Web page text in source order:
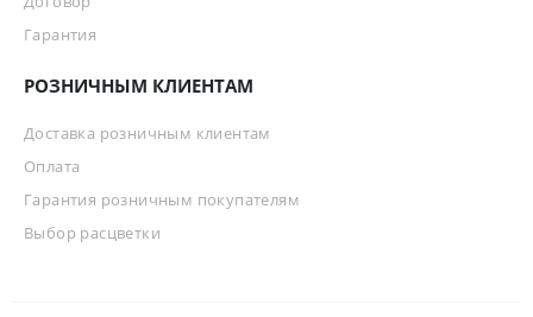
Гарантия
РОЗНИЧНЫМ КЛИЕНТАМ
Доставка розничным клиентам
Оплата
Гарантия розничным покупателям
Выбор расцветки